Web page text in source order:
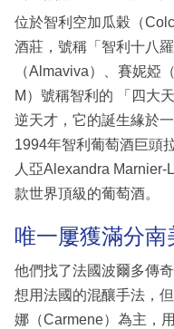
位於智利空加瓜穀（
酒莊，號稱「智利十八
（Almaviva）、賽妮婭
M）號稱智利的 「四大
逆天才，它的誕生緣於
1994年智利葡萄酒巨頭
人亞Alexandra
款世界頂級的葡萄酒。
唯一屢獲滿分南
他們找了法國波爾多傳
想用法國的混釀手法，
娜（Carmene）為主，